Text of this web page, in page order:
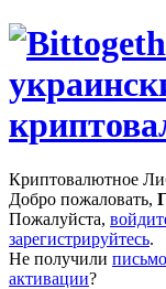
Криптовалютное
Добро пожаловать,
Пожалуйста,
зарегистрируйтесь.
Не получили
активации?